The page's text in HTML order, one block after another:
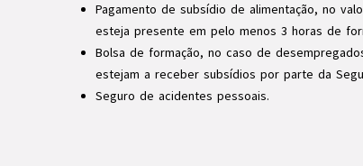
Pagamento de subsídio de alimentação, no
esteja presente em pelo menos 3 horas de
Bolsa de formação, no caso de
estejam a receber subsídios por parte da
Seguro de acidentes pessoais.